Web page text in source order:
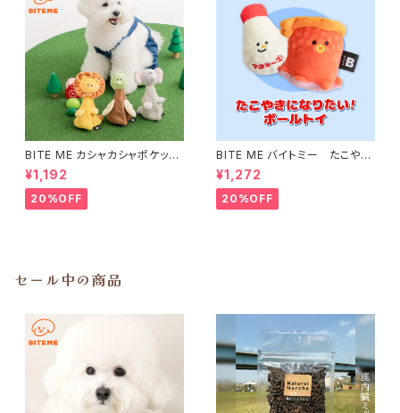
BITE ME カシャカシャポケット
マントおもちゃ ノーズワーク バ
イトミー
¥1,192
20%OFF
BITE ME バイトミー たこやき
になりたい！ボールトイ バイトミ
ー
¥1,272
20%OFF
セール中の商品